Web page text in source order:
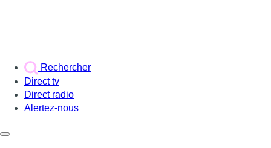
Rechercher
Direct tv
Direct radio
Alertez-nous